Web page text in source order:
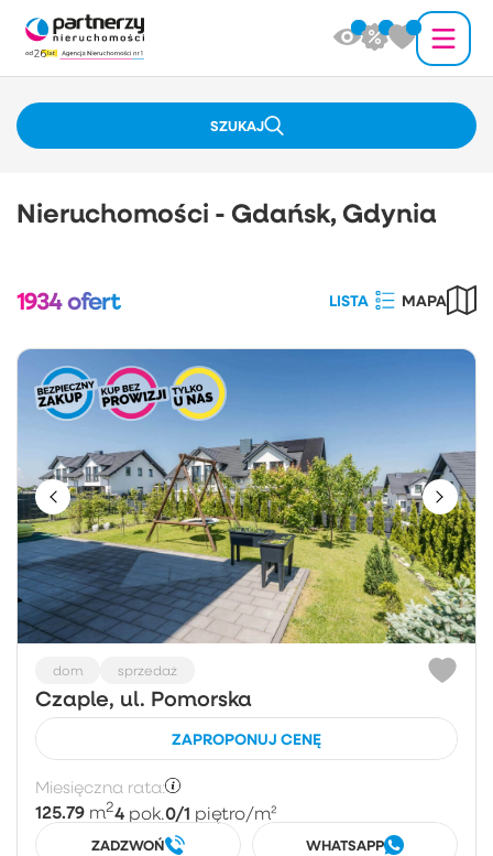
SZUKAJ
Nieruchomości - Gdańsk, Gdynia
1934ofert LISTA MAPA
dom sprzedaż
Czaple, ul. Pomorska
ZAPROPONUJ CENĘ
Miesięczna rata:
125.79 m24 pok.0/1 piętro/m²
ZADZWOŃ WHATSAPP